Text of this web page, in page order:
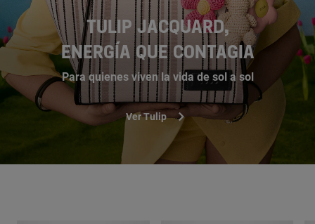
TULIP JACQUARD,
ENERGÍA QUE CONTAGIA
Para quienes viven la vida de sol a sol
Ver Tulip